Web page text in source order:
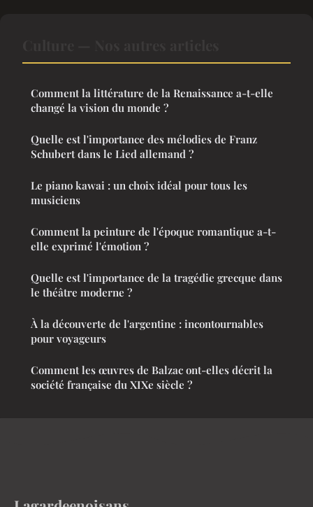
Comment la littérature de la Renaissance a-t-elle
changé la vision du monde ?
Quelle est l'importance des mélodies de Franz
Schubert dans le Lied allemand ?
Le piano kawai : un choix idéal pour tous les
musiciens
Comment la peinture de l'époque romantique a-t-
elle exprimé l'émotion ?
Quelle est l'importance de la tragédie grecque dans
le théâtre moderne ?
À la découverte de l'argentine : incontournables
pour voyageurs
Comment les œuvres de Balzac ont-elles décrit la
société française du XIXe siècle ?